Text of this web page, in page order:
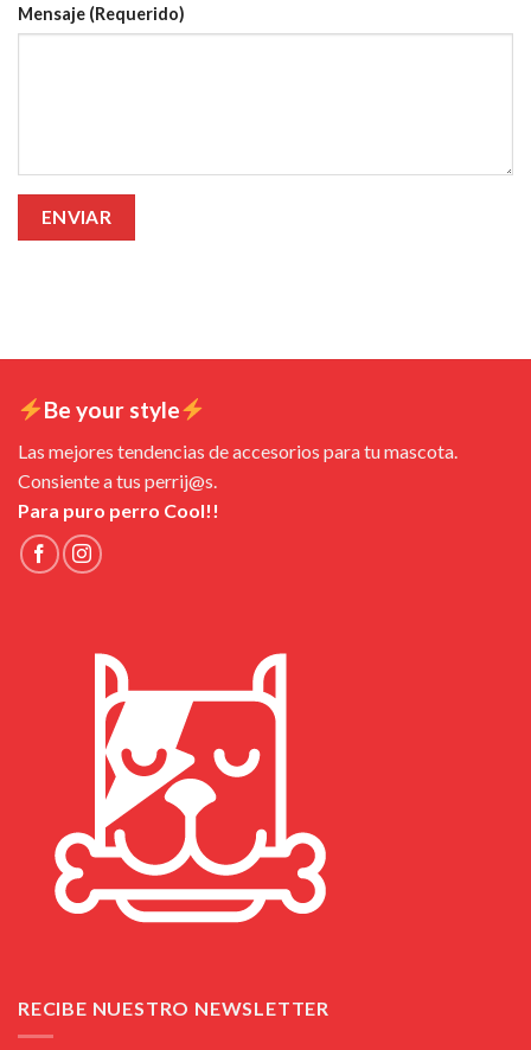
Mensaje (Requerido)
Be your style
Las mejores tendencias de accesorios para tu mascota.
Consiente a tus perrij@s.
Para puro perro Cool!!
RECIBE NUESTRO NEWSLETTER